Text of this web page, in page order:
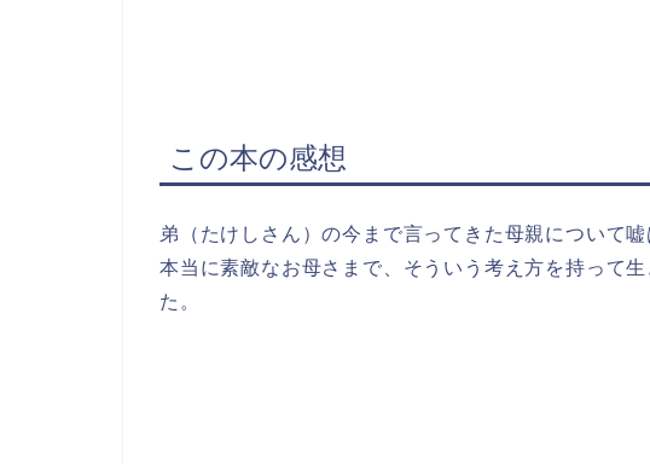
この本の感想
弟（たけしさん）の今まで言ってきた母親について嘘
本当に素敵なお母さまで、そういう考え方を持って
た。